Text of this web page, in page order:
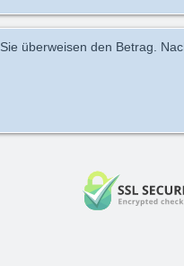
Sie überweisen den Betrag.